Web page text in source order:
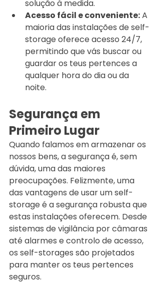
solução à medida.
Acesso fácil e conveniente: A
maioria das instalações de self-
storage oferece acesso 24/7,
permitindo que vás buscar ou
guardar os teus pertences a
qualquer hora do dia ou da
noite.
Segurança em
Primeiro Lugar
Quando falamos em armazenar os
nossos bens, a segurança é, sem
dúvida, uma das maiores
preocupações. Felizmente, uma
das vantagens de usar um self-
storage é a segurança robusta que
estas instalações oferecem. Desde
sistemas de vigilância por câmaras
até alarmes e controlo de acesso,
os self-storages são projetados
para manter os teus pertences
seguros.